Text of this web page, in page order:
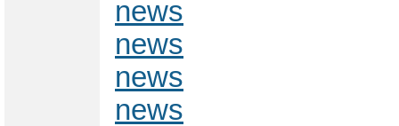
news
news
news
news